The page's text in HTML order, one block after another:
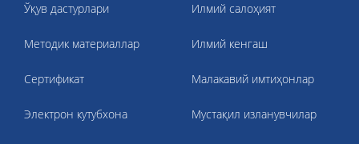
Ўқув дастурлари
Методик материаллар
Cертификат
Электрон кутубхона
Илмий салоҳият
Илмий кенгаш
Малакавий имтиҳонлар
Мустақил изланувчилар